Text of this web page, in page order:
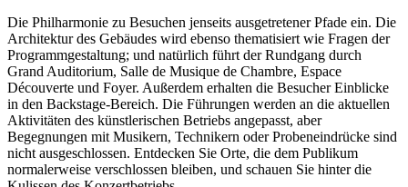
Die Philharmonie zu Besuchen jenseits ausgetretener Pfade ein. Die
Architektur des Gebäudes wird ebenso thematisiert wie Fragen der
Programmgestaltung; und natürlich führt der Rundgang durch
Grand Auditorium, Salle de Musique de Chambre, Espace
Découverte und Foyer. Außerdem erhalten die Besucher Einblicke
in den Backstage-Bereich. Die Führungen werden an die aktuellen
Aktivitäten des künstlerischen Betriebs angepasst, aber
Begegnungen mit Musikern, Technikern oder Probeneindrücke sind
nicht ausgeschlossen. Entdecken Sie Orte, die dem Publikum
normalerweise verschlossen bleiben, und schauen Sie hinter die